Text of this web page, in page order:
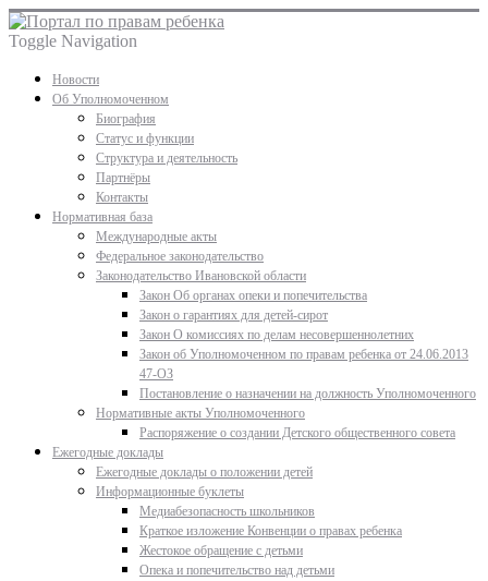
Toggle Navigation
Новости
Об Уполномоченном
Биография
Статус и функции
Структура и деятельность
Партнёры
Контакты
Нормативная база
Международные акты
Федеральное законодательство
Законодательство Ивановской области
Закон Об органах опеки и попечительства
Закон о гарантиях для детей-сирот
Закон О комиссиях по делам несовершеннолетних
Закон об Уполномоченном по правам ребенка от 24.06.2013
47-ОЗ
Постановление о назначении на должность Уполномоченного
Нормативные акты Уполномоченного
Распоряжение о создании Детского общественного совета
Ежегодные доклады
Ежегодные доклады о положении детей
Информационные буклеты
Медиабезопасность школьников
Краткое изложение Конвенции о правах ребенка
Жестокое обращение с детьми
Опека и попечительство над детьми